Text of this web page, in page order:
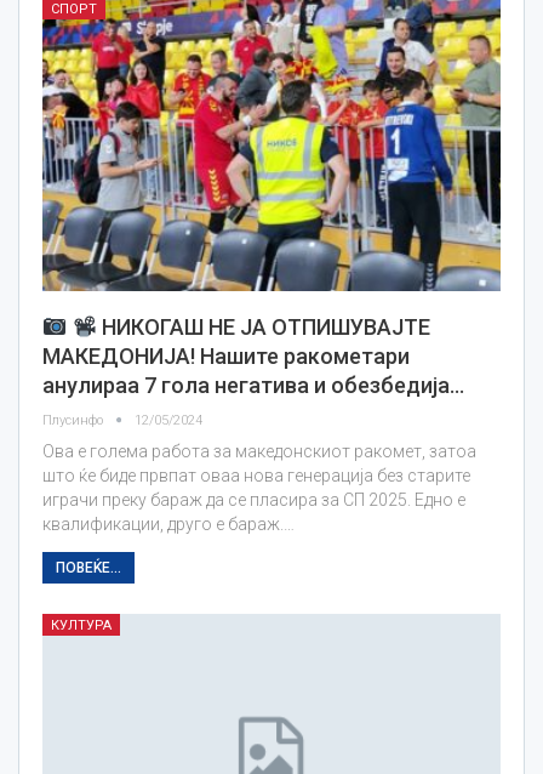
СПОРТ
НИКОГАШ НЕ ЈА ОТПИШУВАЈТЕ
МАКЕДОНИЈА! Нашите ракометари
анулираа 7 гола негатива и обезбедија…
Плусинфо 12/05/2024
Ова е голема работа за македонскиот ракомет, затоа
што ќе биде првпат оваа нова генерација без старите
играчи преку бараж да се пласира за СП 2025. Едно е
квалификации, друго е бараж.…
ПОВЕЌЕ...
КУЛТУРА